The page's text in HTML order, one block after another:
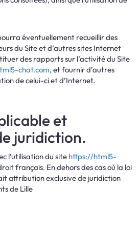
éventuellement recueillir des
du Site et d’autres sites Internet
des rapports sur l’activité du Site
chat.com, et fournir d’autres
de celui-ci et d’Internet.
et
juridiction.
l’utilisation du site https://html5-
français. En dehors des cas où la loi
attribution exclusive de juridiction
de Lille